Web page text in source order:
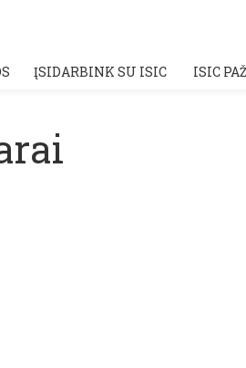
ĮSIDARBINK SU ISIC ISIC